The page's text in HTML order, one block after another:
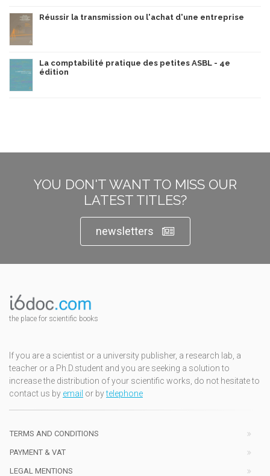
Réussir la transmission ou l'achat d'une entreprise
La comptabilité pratique des petites ASBL - 4e
édition
YOU DON'T WANT TO MISS OUR
LATEST TITLES?
newsletters
the place for scientific books
If you are a scientist or a university publisher, a research lab, a
teacher or a Ph.D.student and you are seeking a solution to
increase the distribution of your scientific works, do not hesitate to
contact us by email or bytelephone
TERMS AND CONDITIONS
PAYMENT & VAT
LEGAL MENTIONS